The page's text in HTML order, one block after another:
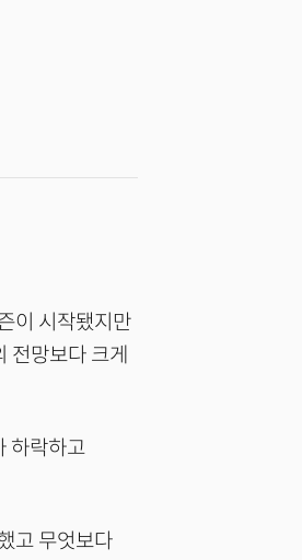
이 시작됐지만
망보다 크게
하락하고
고 무엇보다